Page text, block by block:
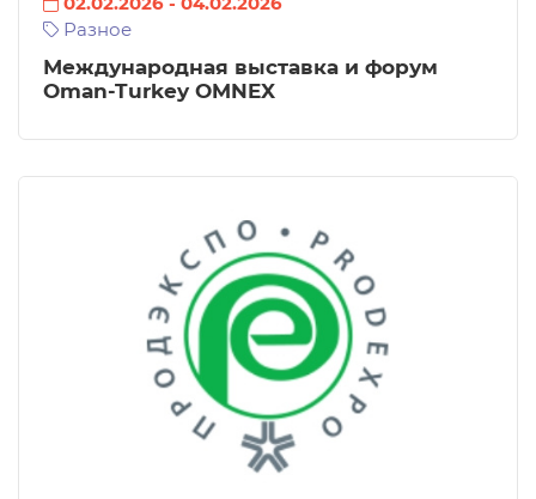
Разное
Международная выставка и форум
Oman-Turkey OMNEX